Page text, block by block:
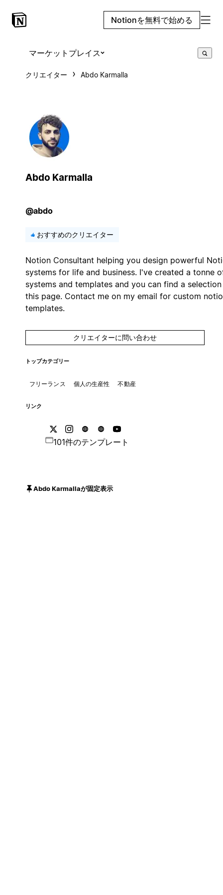
Notionを無料で始める
マーケットプレイス
クリエイター Abdo Karmalla
Abdo Karmalla
@abdo
おすすめのクリエイター
Notion Consultant helping you design powerful
systems for life and business. I've created a tonne
systems and templates and you can find a
this page. Contact me on my email for custom
templates.
クリエイターに問い合わせ
トップカテゴリー
フリーランス 個人の生産性 不動産
リンク
101件のテンプレート
Abdo Karmallaが固定表示